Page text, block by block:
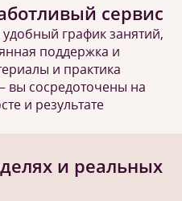
и реальных
сервис
график занятий,
поддержка и
и практика
вы сосредоточены на
и результате